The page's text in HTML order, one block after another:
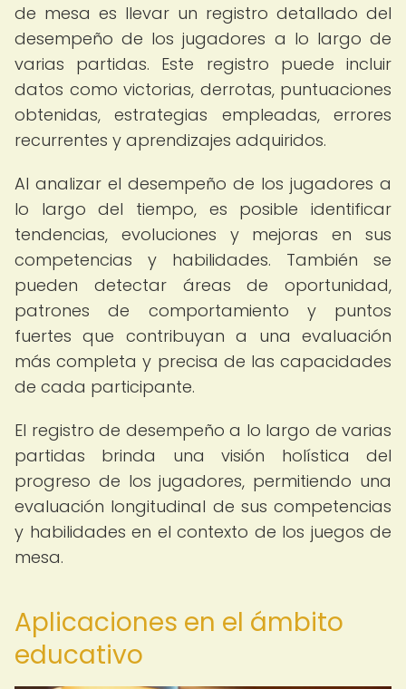
de mesa es llevar un registro detallado del
desempeño de los jugadores a lo largo de
varias partidas. Este registro puede incluir
datos como victorias, derrotas, puntuaciones
obtenidas, estrategias empleadas, errores
recurrentes y aprendizajes adquiridos.
Al analizar el desempeño de los jugadores a
lo largo del tiempo, es posible identificar
tendencias, evoluciones y mejoras en sus
competencias y habilidades. También se
pueden detectar áreas de oportunidad,
patrones de comportamiento y puntos
fuertes que contribuyan a una evaluación
más completa y precisa de las capacidades
de cada participante.
El registro de desempeño a lo largo de varias
partidas brinda una visión holística del
progreso de los jugadores, permitiendo una
evaluación longitudinal de sus competencias
y habilidades en el contexto de los juegos de
mesa.
Aplicaciones en el ámbito
educativo